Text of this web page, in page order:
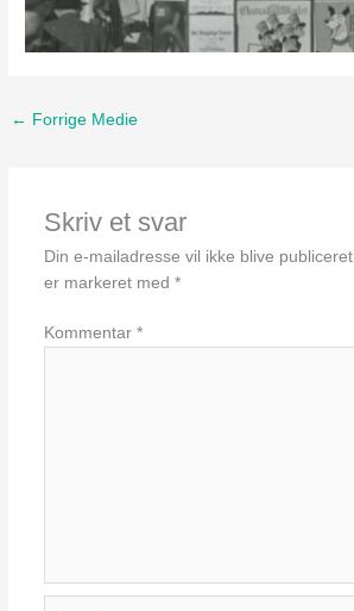
← Forrige Medie
Skriv et svar
Din e-mailadresse vil ikke blive publiceret.
er markeret med *
Kommentar *